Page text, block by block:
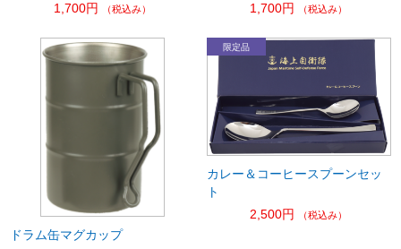
1,700円
（税込み）
1,700円
（税込み）
ドラム缶マグカップ
カレー＆コーヒースプーンセッ
ト
2,500円
（税込み）